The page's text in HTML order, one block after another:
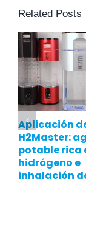
Related Posts
Aplicación
H2Master:
potable rica
hidrógeno e
inhalación